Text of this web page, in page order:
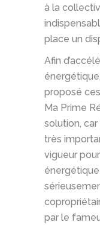
à la
place un
Afin
proposé ces
Ma Prime
solution,
très
vigueur
par le